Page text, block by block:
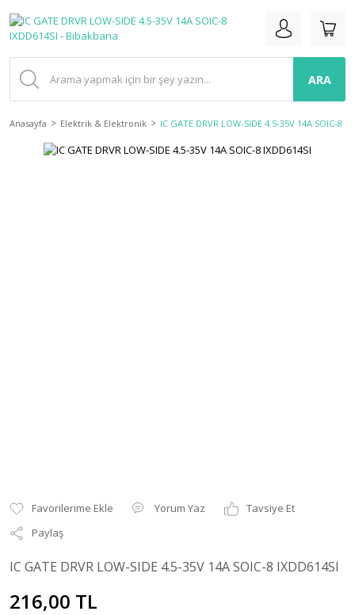
ARA
Anasayfa Elektrik & Elektronik IC GATE DRVR LOW-SIDE 4.5-35V 14A SOIC-8
Yorum Yaz
Tavsiye Et
Paylaş
IC GATE DRVR LOW-SIDE 4.5-35V 14A SOIC-8 IXDD614SI
216,00 TL